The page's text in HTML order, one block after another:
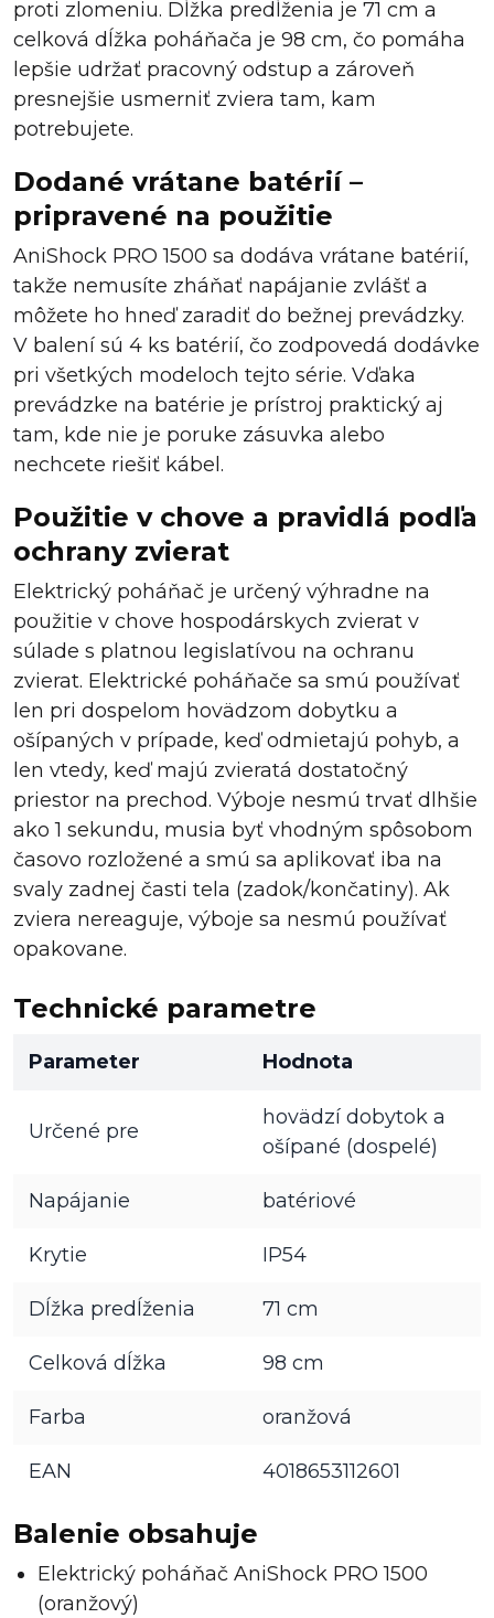
proti zlomeniu. Dĺžka predĺženia je 71 cm a
celková dĺžka poháňača je 98 cm, čo pomáha
lepšie udržať pracovný odstup a zároveň
presnejšie usmerniť zviera tam, kam
potrebujete.
Dodané vrátane batérií –
pripravené na použitie
AniShock PRO 1500 sa dodáva vrátane batérií,
takže nemusíte zháňať napájanie zvlášť a
môžete ho hneď zaradiť do bežnej prevádzky.
V balení sú 4 ks batérií, čo zodpovedá dodávke
pri všetkých modeloch tejto série. Vďaka
prevádzke na batérie je prístroj praktický aj
tam, kde nie je poruke zásuvka alebo
nechcete riešiť kábel.
Použitie v chove a pravidlá podľa
ochrany zvierat
Elektrický poháňač je určený výhradne na
použitie v chove hospodárskych zvierat v
súlade s platnou legislatívou na ochranu
zvierat. Elektrické poháňače sa smú používať
len pri dospelom hovädzom dobytku a
ošípaných v prípade, keď odmietajú pohyb, a
len vtedy, keď majú zvieratá dostatočný
priestor na prechod. Výboje nesmú trvať dlhšie
ako 1 sekundu, musia byť vhodným spôsobom
časovo rozložené a smú sa aplikovať iba na
svaly zadnej časti tela (zadok/končatiny). Ak
zviera nereaguje, výboje sa nesmú používať
opakovane.
Technické parametre
Parameter Hodnota
Určené pre
hovädzí dobytok a
ošípané (dospelé)
Napájanie batériové
Krytie IP54
Dĺžka predĺženia 71 cm
Celková dĺžka 98 cm
Farba oranžová
EAN 4018653112601
Balenie obsahuje
Elektrický poháňač AniShock PRO 1500
(oranžový)